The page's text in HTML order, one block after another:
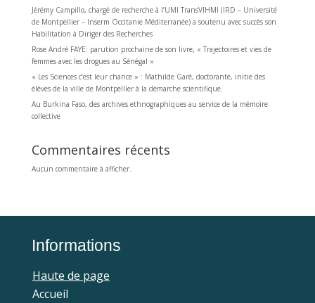
Jérémy Campillo, chargé de recherche à l’UMI TransVIHMI (IRD – Université
de Montpellier – Inserm Occitanie Méditerranée) a soutenu avec succès son
Habilitation à Diriger des Recherches
Rose André FAYE: parution prochaine de son livre, « Trajectoires et vies de
femmes avec les drogues au Sénégal »
« Les Sciences c’est leur chance » : Mathilde Garé, doctorante, initie des
élèves de la ville de Montpellier à la démarche scientifique.
Au Burkina Faso, des archives ethnographiques au service de la mémoire
collective
Commentaires récents
Aucun commentaire à afficher.
Informations
Haute de page
Accueil